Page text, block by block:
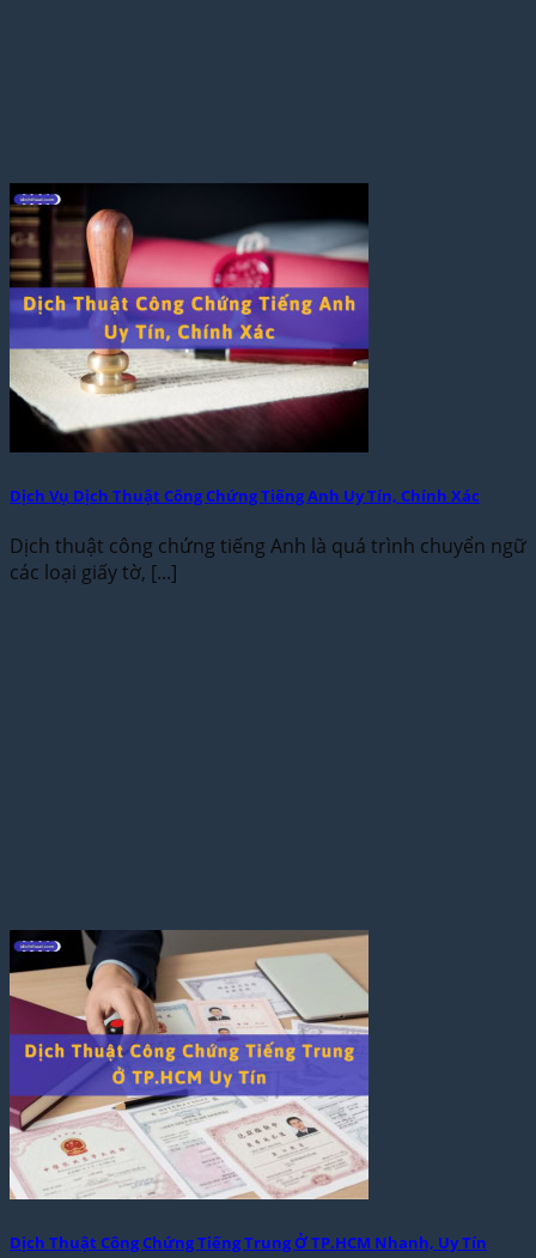
Dịch Vụ Dịch Thuật Công Chứng Tiếng Anh Uy Tín, Chính Xác
Dịch thuật công chứng tiếng Anh là quá trình chuyển ngữ
các loại giấy tờ, [...]
Dịch Thuật Công Chứng Tiếng Trung Ở TP.HCM Nhanh, Uy Tín